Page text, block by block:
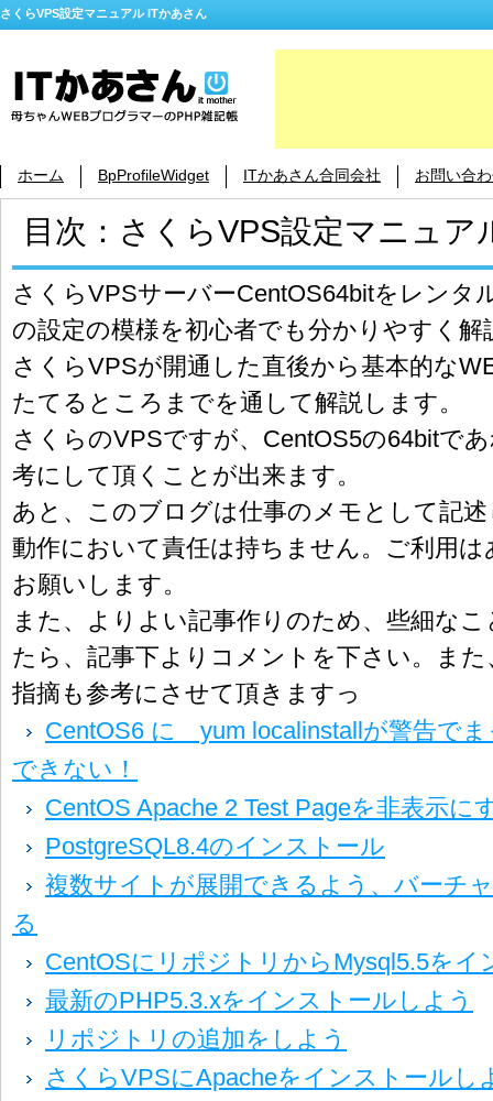
さくらVPS設定マニュアル ITかあさん
ホーム BpProfileWidget ITかあさん合同会社 お問い合
目次：さくらVPS設定マニュア
さくらVPSサーバーCentOS64bitをレンタ
の設定の模様を初心者でも分かりやすく解
さくらVPSが開通した直後から基本的な
たてるところまでを通して解説します。
さくらのVPSですが、CentOS5の64bitで
考にして頂くことが出来ます。
あと、このブログは仕事のメモとして記
動作において責任は持ちません。ご利用
お願いします。
また、よりよい記事作りのため、些細な
たら、記事下よりコメントを下さい。ま
指摘も参考にさせて頂きますっ
CentOS6 に yum localinstallが警告で
できない！
CentOS Apache 2 Test Pageを非表示に
PostgreSQL8.4のインストール
複数サイトが展開できるよう、バーチ
る
CentOSにリポジトリからMysql5.5をイ
最新のPHP5.3.xをインストールしよう
リポジトリの追加をしよう
さくらVPSにApacheをインストールし